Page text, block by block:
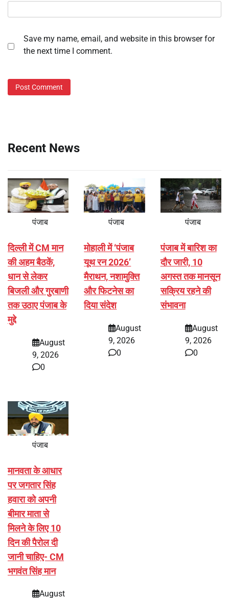
Save my name, email, and website in this browser for
the next time I comment.
Recent News
पंजाब
दिल्ली में CM मान
की अहम बैठकें,
धान से लेकर
बिजली और गुरबाणी
तक उठाए पंजाब के
मुद्दे
August
9, 2026
0
पंजाब
मोहाली में ‘पंजाब
यूथ रन 2026’
मैराथन, नशामुक्ति
और फिटनेस का
दिया संदेश
August
9, 2026
0
पंजाब
पंजाब में बारिश का
दौर जारी, 10
अगस्त तक मानसून
सक्रिय रहने की
संभावना
August
9, 2026
0
पंजाब
मानवता के आधार
पर जगतार सिंह
हवारा को अपनी
बीमार माता से
मिलने के लिए 10
दिन की पैरोल दी
जानी चाहिए- CM
भगवंत सिंह मान
August